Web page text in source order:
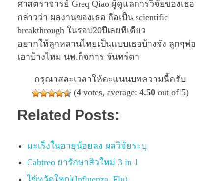
ศาสตราจารย์ Greq Qiao ผู้ดูแลการวิจัยของเธอ
กล่าวว่า ผลงานของเธอ ถือเป็น scientific
breakthrough ในรอบ20ปีเลยทีเดียว
อยากให้ลูกหลานไทยเป็นแบบเธอบ้างจัง ลูกๆพ่อ
เอาบ้างไหม นพ.กิจการ จันทร์ดา
กรุณาสละเวลาให้คะแนนบทความนี้ครับ
(4votes, average: 4.50out of 5)
Related Posts:
มะเร็งในอายุน้อยลง ผลวิจัยระบุ
Cabtreo ยารักษาสิวใหม่ 3 in 1